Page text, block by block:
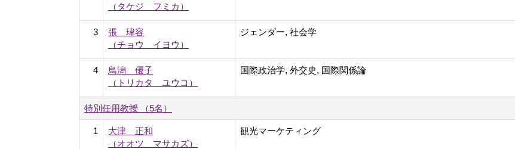
（タケジ フミカ）
3
張 瑋容
（チョウ イヨウ）
ジェンダー, 社会学
4
鳥潟 優子
（トリカタ ユウコ）
国際政治学, 外交史, 国際関係論
特別任用教授 （5名）
1
大津 正和
（オオツ マサカズ）
観光マーケティング